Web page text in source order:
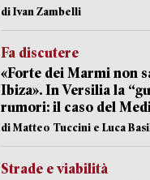
di Ivan Zambelli
Fa discutere
«Forte dei Marmi non
Ibiza». In Versilia la
rumori: il caso del
di Matteo Tuccini e Luca
Strade e viabilità